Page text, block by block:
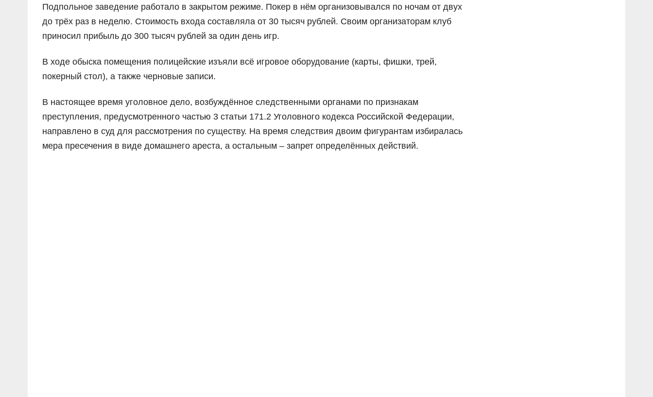
Подпольное заведение работало в закрытом режиме. Покер в нём организовывался по ночам от двух
до трёх раз в неделю. Стоимость входа составляла от 30 тысяч рублей. Своим организаторам клуб
приносил прибыль до 300 тысяч рублей за один день игр.
В ходе обыска помещения полицейские изъяли всё игровое оборудование (карты, фишки, трей,
покерный стол), а также черновые записи.
В настоящее время уголовное дело, возбуждённое следственными органами по признакам
преступления, предусмотренного частью 3 статьи 171.2 Уголовного кодекса Российской Федерации,
направлено в суд для рассмотрения по существу. На время следствия двоим фигурантам избиралась
мера пресечения в виде домашнего ареста, а остальным – запрет определённых действий.